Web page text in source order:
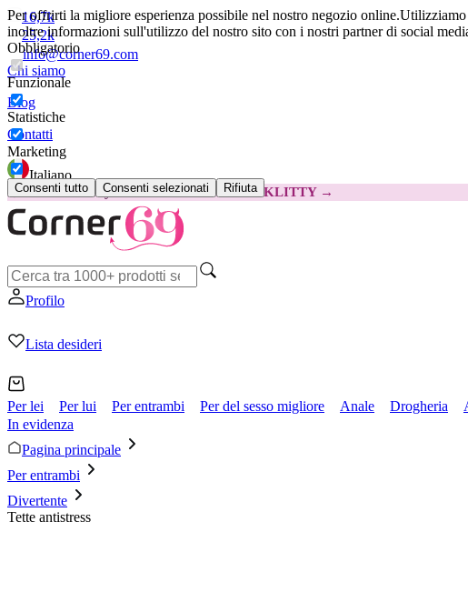
Per offrirti la migliore esperienza possibile nel nostro negozio online.Utilizziamo
inoltre informazioni sull'utilizzo del nostro sito con i nostri partner di social
Obbligatorio
Funzionale
Statistiche
Marketing
Consenti tutto Consenti selezionati Rifiuta
16,7k
25,2k
info@corner69.com
Chi siamo
Blog
Contatti
Italiano
😽Svakom Klitty: 15 € IN MENO Codice: KLITTY →
Profilo
Lista desideri
Per lei Per lui Per entrambi Per del sesso migliore Anale Drogheria
In evidenza
Pagina principale
Per entrambi
Divertente
Tette antistress